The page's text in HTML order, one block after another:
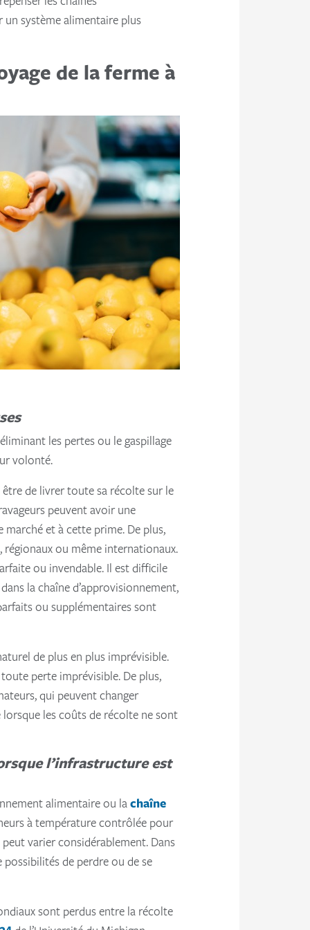
système alimentaire plus
de la ferme à
les pertes ou le gaspillage
volonté.
être de livrer toute sa récolte sur le
peuvent avoir une
et à cette prime. De plus,
ou même internationaux.
ou invendable. Il est difficile
la chaîne d’approvisionnement,
ou supplémentaires sont
de plus en plus imprévisible.
perte imprévisible. De plus,
qui peuvent changer
les coûts de récolte ne sont
l’infrastructure est
alimentaire ou lachaîne
à température contrôlée pour
varier considérablement. Dans
de perdre ou de se
sont perdus entre la récolte